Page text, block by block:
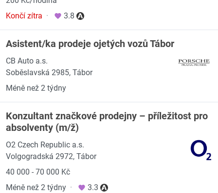
Končí zítra · 3.8
Asistent/ka prodeje ojetých vozů Tábor
CB Auto a.s.
Soběslavská 2985, Tábor
Méně než 2 týdny
Konzultant značkové prodejny – příležitost pro
absolventy (m/ž)
O2 Czech Republic a.s.
Volgogradská 2972, Tábor
40 000 - 70 000 Kč
Méně než 2 týdny · 3.3